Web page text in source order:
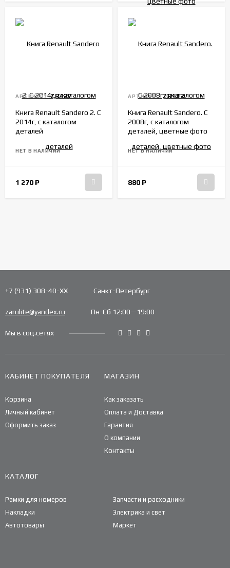
АРТИКУЛ: ZR427
Книга Renault Sandero 2. С
2014г, с каталогом
деталей
НЕТ В НАЛИЧИИ
1 270₽
АРТИКУЛ: ZR132
Книга Renault Sandero. С
2008г, с каталогом
деталей, цветные фото
НЕТ В НАЛИЧИИ
880₽
+7 (931) 308-40-ХХ Санкт-Петербург
zarulite@yandex.ru Пн-Сб 12:00—19:00
Мы в соц.сетях
КАБИНЕТ ПОКУПАТЕЛЯ
Корзина
Личный кабинет
Оформить заказ
МАГАЗИН
Как заказать
Оплата и Доставка
Гарантия
О компании
Контакты
КАТАЛОГ
Рамки для номеров
Накладки
Автотовары
Запчасти и расходники
Электрика и свет
Маркет